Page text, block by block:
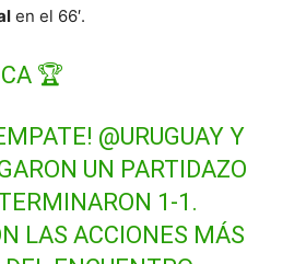
en el 66′.
🏆
@URUGUAY Y
UN PARTIDAZO
1-1.
LAS ACCIONES MÁS